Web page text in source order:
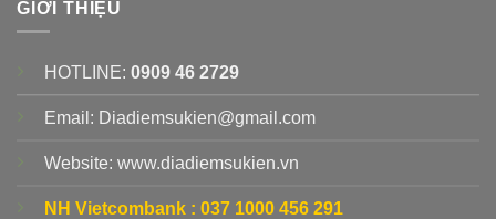
GIỚI THIỆU
HOTLINE: 0909 46 2729
Email: Diadiemsukien@gmail.com
Website: www.diadiemsukien.vn
NH Vietcombank : 037 1000 456 291